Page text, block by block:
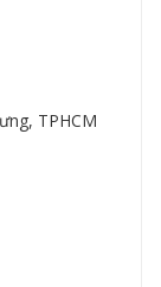
Hà Nội